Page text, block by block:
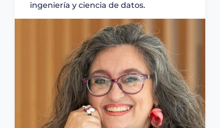
ingeniería y ciencia de datos.